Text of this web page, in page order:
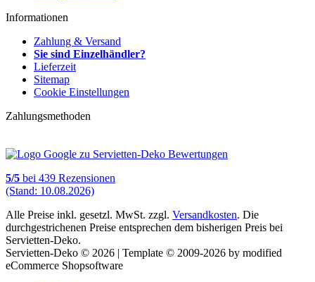
Informationen
Zahlung & Versand
Sie sind Einzelhändler?
Lieferzeit
Sitemap
Cookie Einstellungen
Zahlungsmethoden
5/5 bei 439 Rezensionen
(Stand: 10.08.2026)
Alle Preise inkl. gesetzl. MwSt. zzgl. Versandkosten. Die
durchgestrichenen Preise entsprechen dem bisherigen Preis bei
Servietten-Deko.
Servietten-Deko © 2026 | Template © 2009-2026 by modified
eCommerce Shopsoftware